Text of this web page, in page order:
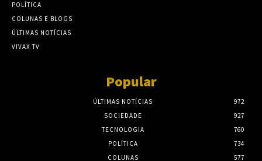
POLÍTICA
COLUNAS E BLOGS
ÚLTIMAS NOTÍCIAS
VIVAX TV
Popular
ÚLTIMAS NOTÍCIAS
972
SOCIEDADE
927
TECNOLOGIA
760
POLÍTICA
734
COLUNAS
577